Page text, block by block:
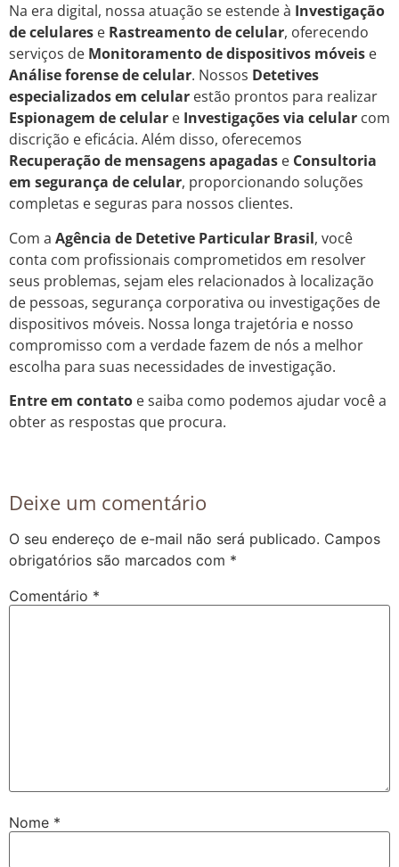
Na era digital, nossa atuação se estende à Investigação
de celulares e Rastreamento de celular, oferecendo
serviços de Monitoramento de dispositivos móveis e
Análise forense de celular. Nossos Detetives
especializados em celular estão prontos para realizar
Espionagem de celular e Investigações via celular com
discrição e eficácia. Além disso, oferecemos
Recuperação de mensagens apagadas e Consultoria
em segurança de celular, proporcionando soluções
completas e seguras para nossos clientes.
Com a Agência de Detetive Particular Brasil, você
conta com profissionais comprometidos em resolver
seus problemas, sejam eles relacionados à localização
de pessoas, segurança corporativa ou investigações de
dispositivos móveis. Nossa longa trajetória e nosso
compromisso com a verdade fazem de nós a melhor
escolha para suas necessidades de investigação.
Entre em contato e saiba como podemos ajudar você a
obter as respostas que procura.
Deixe um comentário
O seu endereço de e-mail não será publicado. Campos
obrigatórios são marcados com *
Comentário *
Nome *